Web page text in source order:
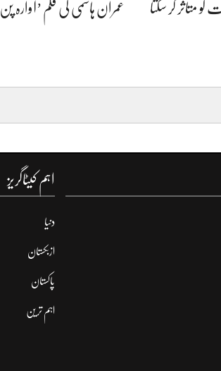
متاثر کر سکتا
عمران ہاشمی کی فلم ’آوارہ پن 2‘ کا ٹریلر جاری، 14 اگست کو ریلیز…
اہم کیٹاگریز
دنیا
ازبکستان
پاکستان
اہم ترین